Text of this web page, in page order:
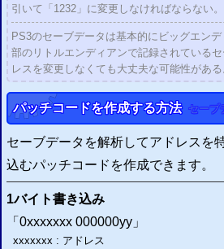
引いて「1232」に変更しなければならない。
PS3のセーブデータは基本的にビッグエンデ
部のリトルエンディアンで記録されている
レスを変更しなくても大丈夫な可能性がある
パッチコードを作成する方法 セーブ
セーブデータを解析してアドレスを
込むパッチコードを作成できます。
1バイト書き込み
「0xxxxxxx 000000yy」
xxxxxxx : アドレス